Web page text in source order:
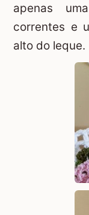
apenas
correntes e
alto do leque.